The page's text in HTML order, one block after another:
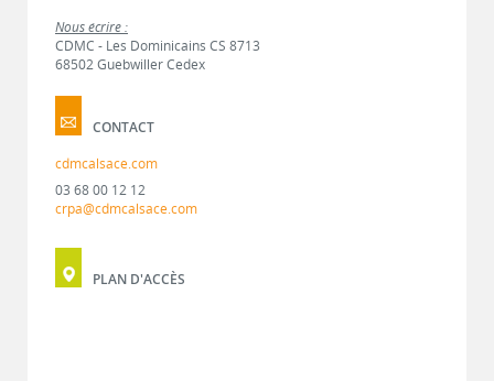
Nous écrire :
CDMC - Les Dominicains CS 8713
68502 Guebwiller Cedex
CONTACT
cdmcalsace.com
03 68 00 12 12
crpa@cdmcalsace.com
PLAN D'ACCÈS